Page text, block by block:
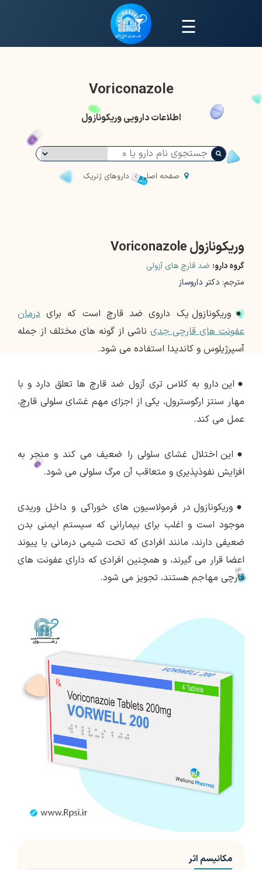
☰
Voriconazole
اطلاعات دارویی وریکونازول
صفحه اصلی داروهای ژنریک
وریکونازول Voriconazole
گروه دارو: ضد قارچ های آزولی
مترجم: دکتر داروساز
●وریکونازول یک داروی ضد قارچ است که برای درمان
عفونت های قارچی جدی ناشی از گونه های مختلف از جمله
آسپرژیلوس و کاندیدا استفاده می شود.
● این دارو به کلاس تری آزول ضد قارچ ها تعلق دارد و با
مهار سنتز ارگوسترول، یکی از اجزای مهم غشای سلولی قارچ،
عمل می کند.
● این اختلال غشای سلولی را ضعیف می کند و منجر به
افزایش نفوذپذیری و متعاقب آن مرگ سلولی می شود.
●وریکونازول در فرمولاسیون های خوراکی و داخل وریدی
موجود است و اغلب برای بیمارانی که سیستم ایمنی بدن
ضعیفی دارند، مانند افرادی که تحت شیمی درمانی یا پیوند
اعضا قرار می گیرند، و همچنین افرادی که دارای عفونت های
قارچی مهاجم هستند، تجویز می شود.
مکانیسم اثر